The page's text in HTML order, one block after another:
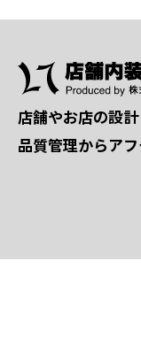
店舗やお店の設
品質管理からア